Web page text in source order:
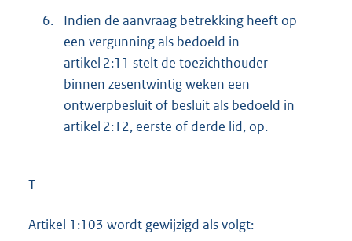
6.
Indien de aanvraag betrekking heeft op
een vergunning als bedoeld in
artikel 2:11 stelt de toezichthouder
binnen zesentwintig weken een
ontwerpbesluit of besluit als bedoeld in
artikel 2:12, eerste of derde lid, op.
T
Artikel 1:103 wordt gewijzigd als volgt: